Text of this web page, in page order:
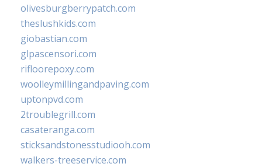
olivesburgberrypatch.com
theslushkids.com
giobastian.com
glpascensori.com
rifloorepoxy.com
woolleymillingandpaving.com
uptonpvd.com
2troublegrill.com
casateranga.com
sticksandstonesstudiooh.com
walkers-treeservice.com